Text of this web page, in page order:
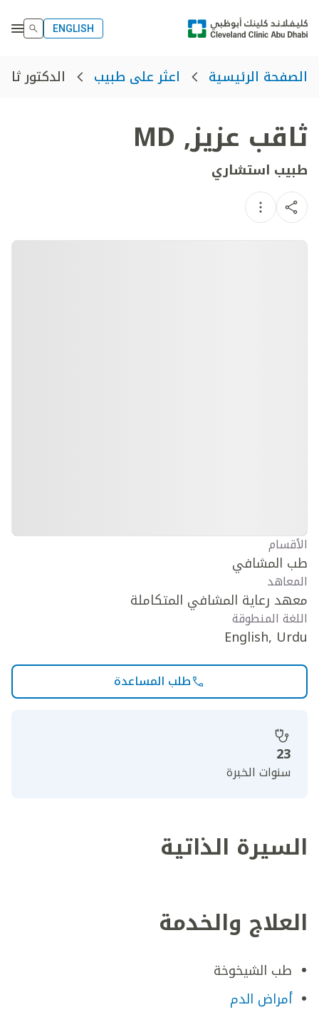
ENGLISH
الصفحة الرئيسية اعثر على طبيب الدكتور
ثاقب عزيز,
MD
طبيب استشاري
الأقسام
طب المشافي
المعاهد
معهد رعاية المشافي المتكاملة
اللغة المنطوقة
English, Urdu
طلب المساعدة
23
سنوات الخبرة
السيرة الذاتية
العلاج والخدمة
طب الشيخوخة
أمراض الدم